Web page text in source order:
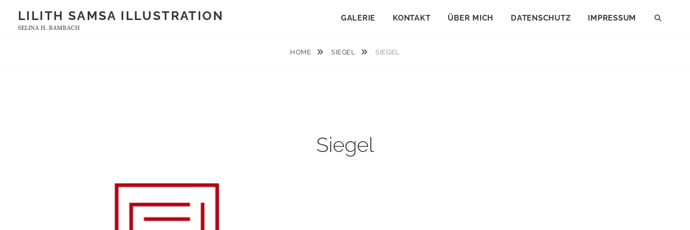
content
LILITH SAMSA ILLUSTRATION
SELINA H. BAMBACH
GALERIE KONTAKT ÜBER MICH DATENSCHUTZ IMPRESSUM
HOME SIEGEL SIEGEL
Siegel